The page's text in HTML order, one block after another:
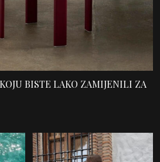
BISTE LAKO ZAMIJENILI ZA